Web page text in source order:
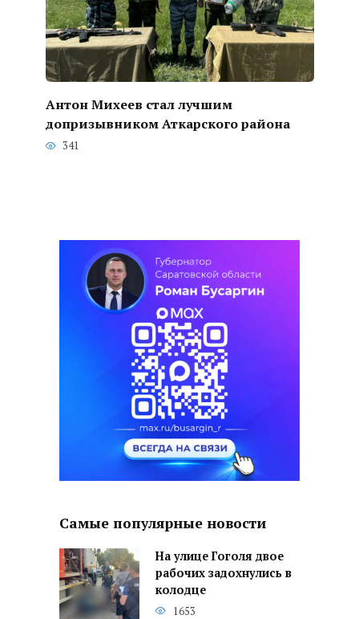
Антон Михеев стал лучшим
допризывником Аткарского района
341
Самые популярные новости
На улице Гоголя двое
рабочих задохнулись в
колодце
1653